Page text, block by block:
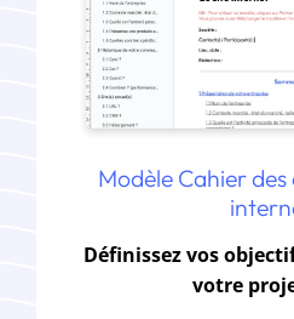
Modèle Cahier
Définissez vos
votre